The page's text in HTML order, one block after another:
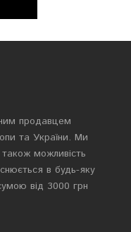
продавцем
та України. Ми
можливість
в будь-яку
від 3000 грн